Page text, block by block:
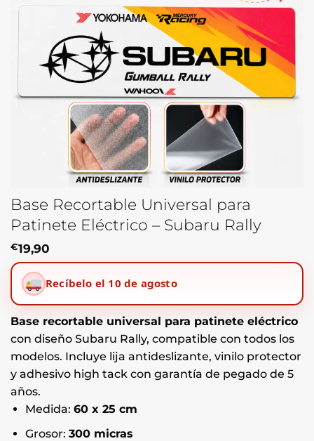
Base Recortable Universal para
Patinete Eléctrico – Subaru Rally
€19,90
Recíbelo el 10 de agosto
Base recortable universal para patinete eléctrico
con diseño Subaru Rally, compatible con todos los
modelos. Incluye lija antideslizante, vinilo protector
y adhesivo high tack con garantía de pegado de 5
años.
Medida: 60 x 25 cm
Grosor: 300 micras